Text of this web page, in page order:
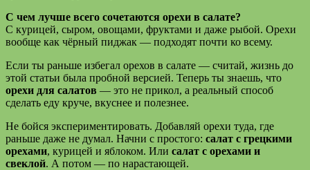
С чем лучше всего сочетаются орехи в салате?
С курицей, сыром, овощами, фруктами и даже рыбой. Орехи
вообще как чёрный пиджак — подходят почти ко всему.
Если ты раньше избегал орехов в салате — считай, жизнь до
этой статьи была пробной версией. Теперь ты знаешь, что
орехи для салатов — это не прикол, а реальный способ
сделать еду круче, вкуснее и полезнее.
Не бойся экспериментировать. Добавляй орехи туда, где
раньше даже не думал. Начни с простого: салат с грецкими
орехами, курицей и яблоком. Или салат с орехами и
свеклой. А потом — по нарастающей.